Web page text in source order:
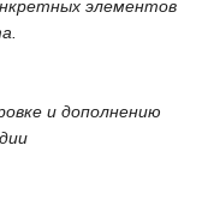
элементов
и дополнению